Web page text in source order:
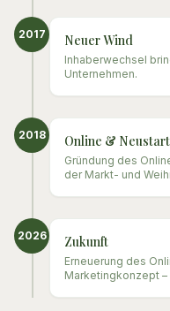
2017 Neuer Wind
Inhaberwechsel
Unternehmen.
2018 Online & Neustart
Gründung des
der Markt- und
2026 Zukunft
Erneuerung des
Marketingkonzept